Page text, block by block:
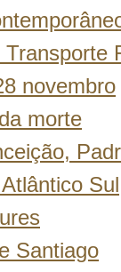
novembro
morte
Sul
Santiago